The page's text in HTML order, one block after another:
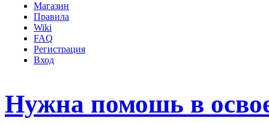
Магазин
Правила
Wiki
FAQ
Регистрация
Вход
Нужна помошь в